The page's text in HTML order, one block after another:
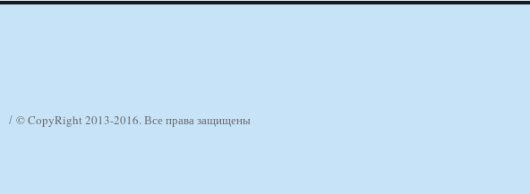
© CopyRight 2013-2016. Все права защищены